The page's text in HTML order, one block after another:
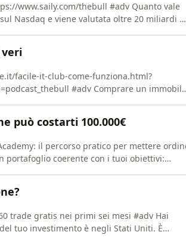
thebull #adv Quanto vale
Nasdaq e viene valutata oltre 20 miliardi di
veri
facile-it-club-come-funziona.html?
#adv Comprare un immobile
può costarti 100.000€
portafoglio coerente con i tuoi obiettivi:
gratis nei primi sei mesi #adv Hai
tuo investimento è negli Stati Uniti. È